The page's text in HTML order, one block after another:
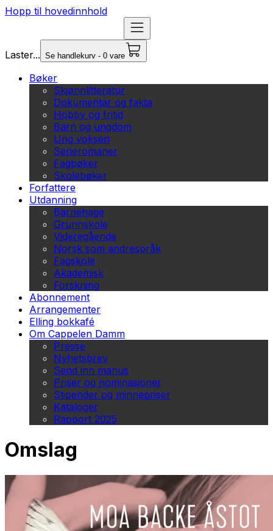
Hopp til hovedinnhold
Laster... Se handlekurv - 0 vare
Bøker
Skjønnlitteratur
Dokumentar og fakta
Hobby og fritid
Barn og ungdom
Ung voksen
Serieromaner
Fagbøker
Skolebøker
Forfattere
Utdanning
Barnehage
Grunnskole
Videregående
Norsk som andrespråk
Fagskole
Akademisk
Forskning
Abonnement
Arrangementer
Elling bokkafé
Om Cappelen Damm
Presse
Nyhetsbrev
Send inn manus
Priser og nominasjoner
Stipender og minnepriser
Kataloger
Rapport 2025
Omslag